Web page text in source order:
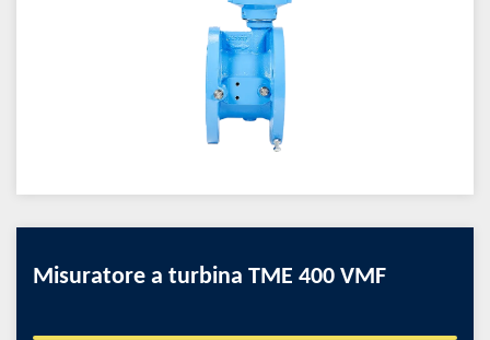
Misuratore a turbina TME 400 VMF